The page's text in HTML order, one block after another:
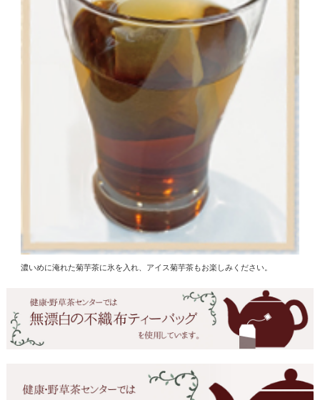
濃いめに淹れた菊芋茶に氷を入れ、アイス菊芋茶もお楽しみください。